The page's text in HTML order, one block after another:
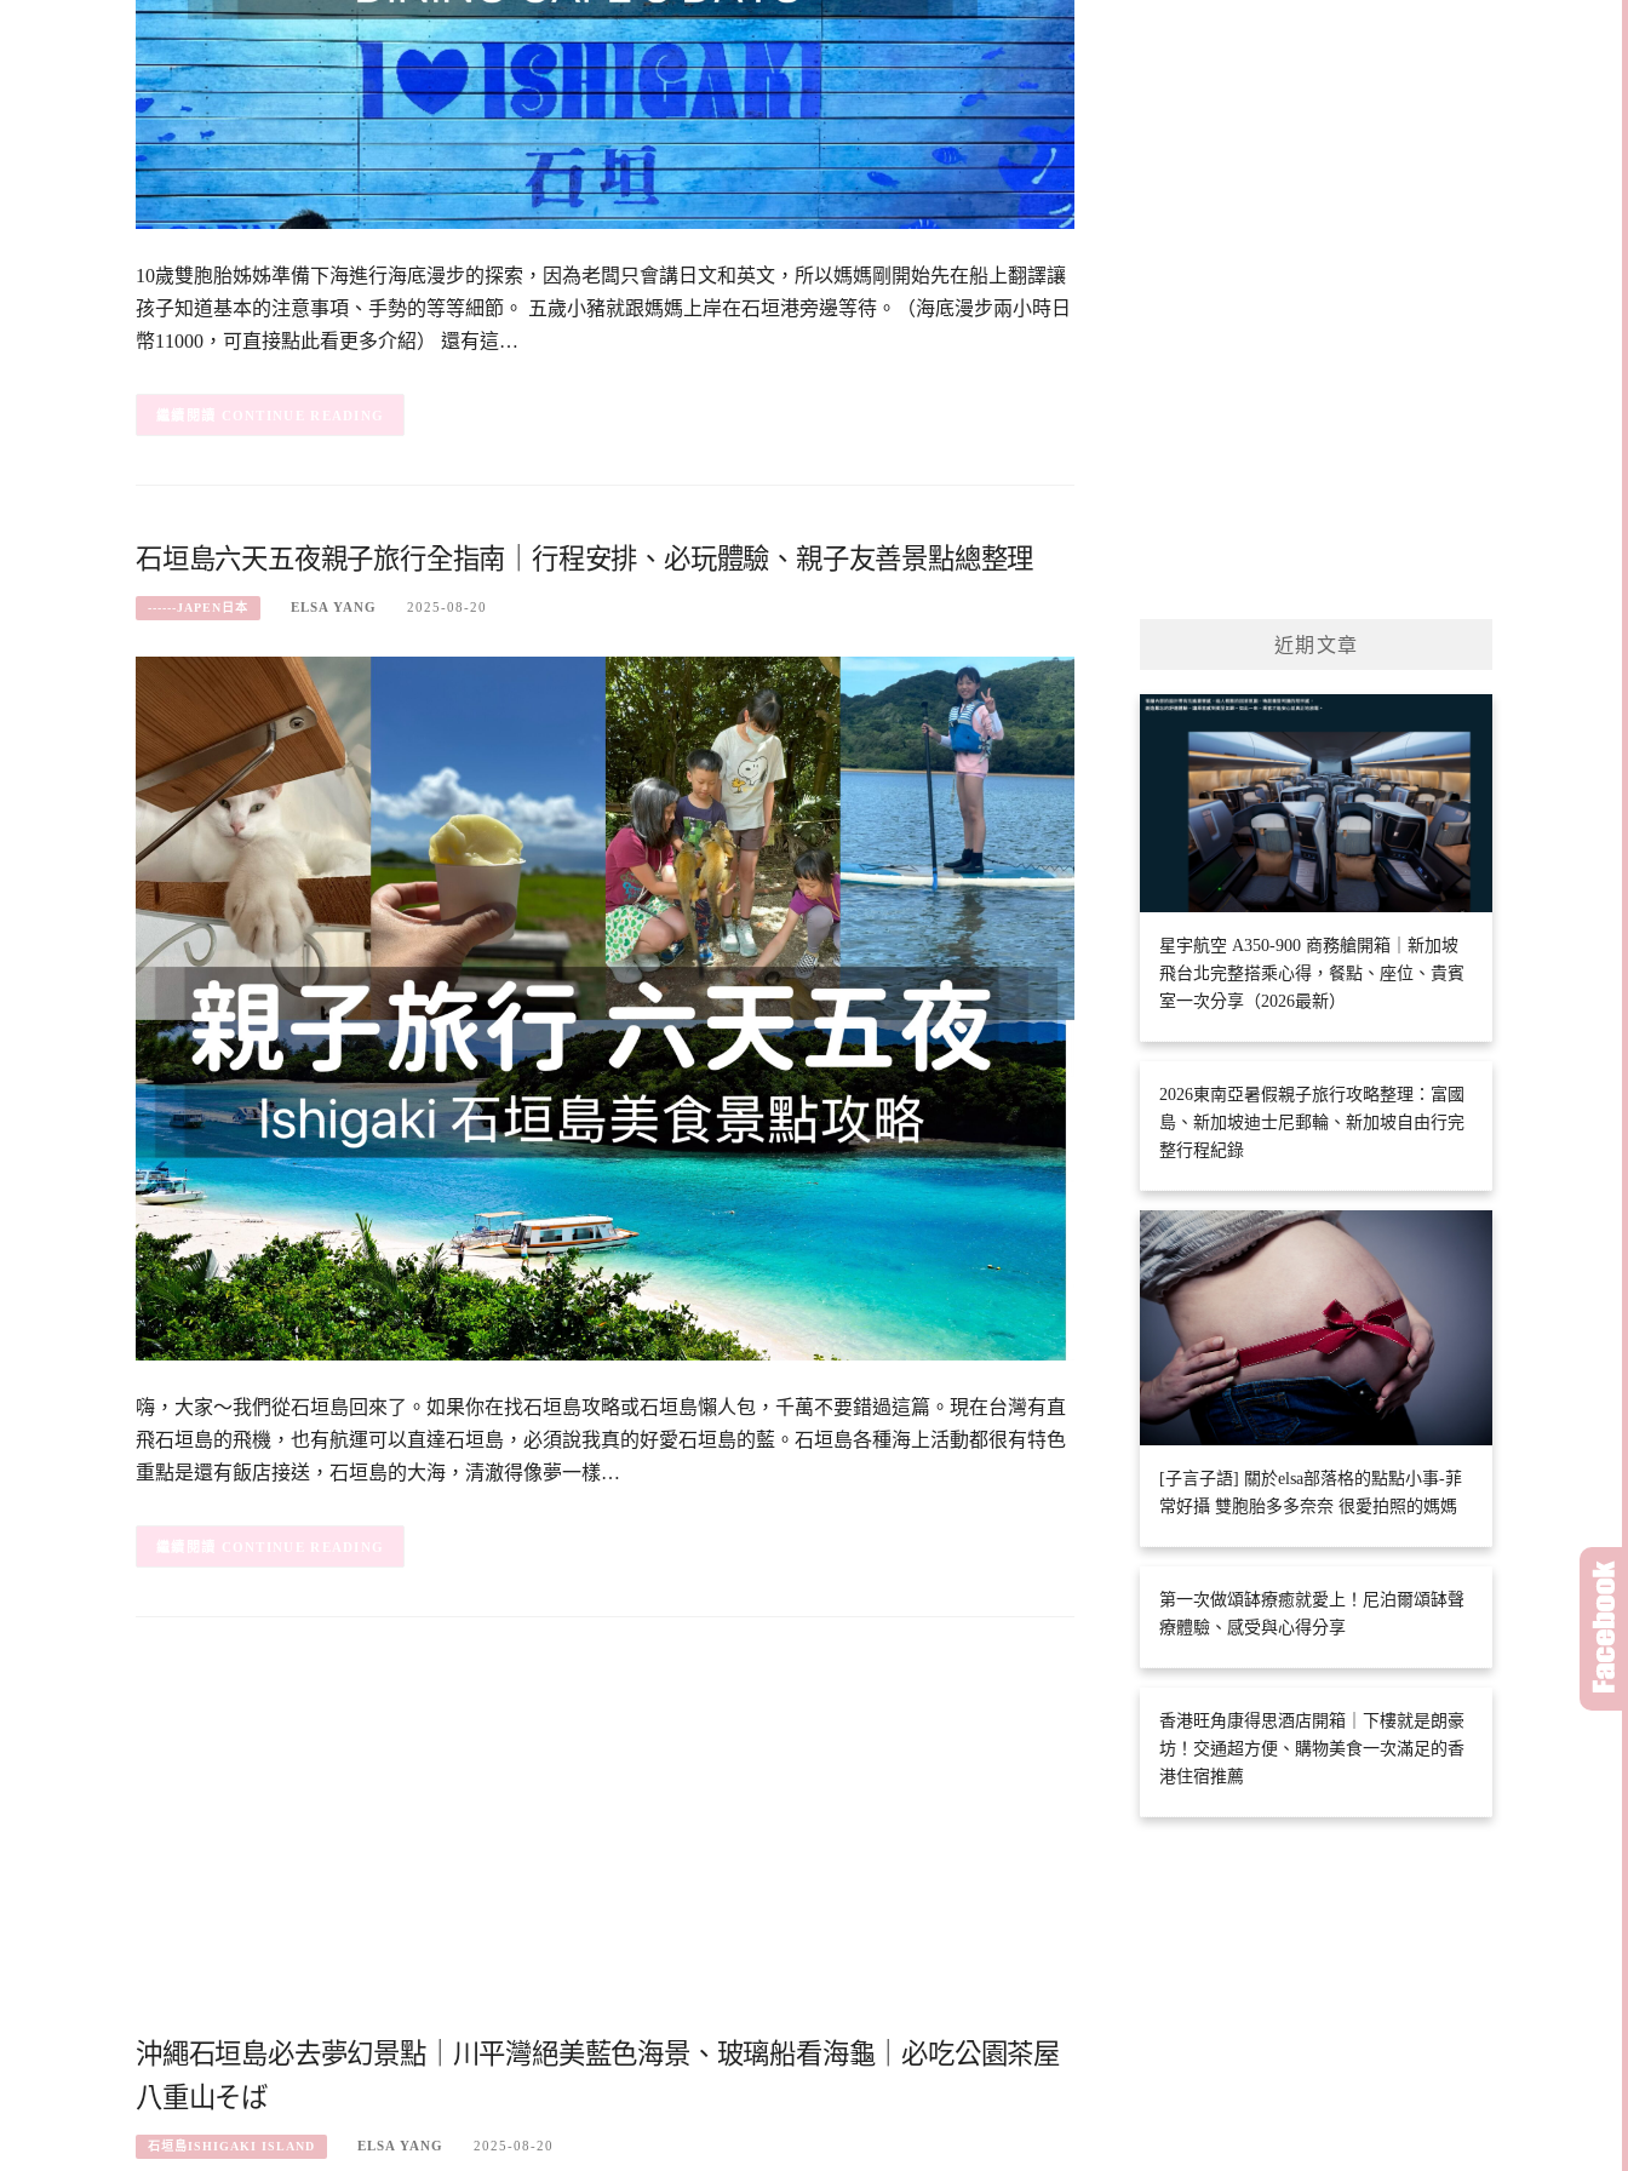
10歲雙胞胎姊姊準備下海進行海底漫步的探索，因為老闆只會講日文和英文，所以媽媽剛開始先在船上翻譯讓
孩子知道基本的注意事項、手勢的等等細節。 五歲小豬就跟媽媽上岸在石垣港旁邊等待。（海底漫步兩小時日
幣11000，可直接點此看更多介紹） 還有這…
CONTINUE READING
石垣島六天五夜親子旅行全指南｜行程安排、必玩體驗、親子友善景點總整理
------JAPEN日本 ELSA YANG 2025-08-20
嗨，大家～我們從石垣島回來了。如果你在找石垣島攻略或石垣島懶人包，千萬不要錯過這篇。現在台灣有直
飛石垣島的飛機，也有航運可以直達石垣島，必須說我真的好愛石垣島的藍。石垣島各種海上活動都很有特色
重點是還有飯店接送，石垣島的大海，清澈得像夢一樣…
CONTINUE READING
沖繩石垣島必去夢幻景點｜川平灣絕美藍色海景、玻璃船看海龜｜必吃公園茶屋
八重山そば
石垣島ISHIGAKI ISLAND ELSA YANG 2025-08-20
近期文章
星宇航空 A350-900 商務艙開箱｜新加坡
飛台北完整搭乘心得，餐點、座位、貴賓
室一次分享（2026最新）
2026東南亞暑假親子旅行攻略整理：富國
島、新加坡迪士尼郵輪、新加坡自由行完
整行程紀錄
[子言子語] 關於elsa部落格的點點小事-菲
常好攝 雙胞胎多多奈奈 很愛拍照的媽媽
第一次做頌缽療癒就愛上！尼泊爾頌缽聲
療體驗、感受與心得分享
香港旺角康得思酒店開箱｜下樓就是朗豪
坊！交通超方便、購物美食一次滿足的香
港住宿推薦